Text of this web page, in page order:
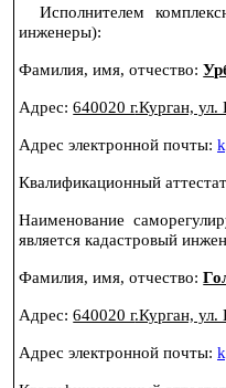
Исполнителем
инженеры):
Фамилия, имя, отчество:
Адрес:640020 г.Курган,
Адрес электронной почты:
Квалификационный
Наименование
является кадастровый
Фамилия, имя, отчество:
Адрес:640020 г.Курган,
Адрес электронной почты: